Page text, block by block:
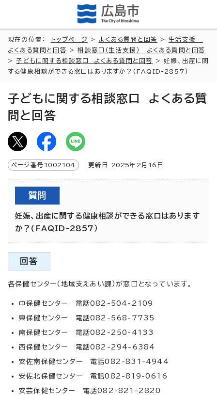
現在の位置： トップページ > よくある質問と回答 > 生活支援
よくある質問と回答
>相談窓口（生活支援） よくある質問と回答
>子どもに関する相談窓口 よくある質問と回答
> 妊娠、出産に関
する健康相談ができる窓口はありますか？(FAQID-2857）
子どもに関する相談窓口 よくある質
問と回答
ページ番号 1002104 更新日 2025年2月 16 日
質問
妊娠、出産に関する健康相談ができる窓口はあります
か？(FAQID-2857）
回答
各保健センター（地域支えあい課）が窓口となっています。
中保健センター 電話082-504-2109
東保健センター 電話082-568-7735
南保健センター 電話082-250-4133
西保健センター 電話082-294-6384
安佐南保健センター 電話082-831-4944
安佐北保健センター 電話082-819-0616
安芸保健センター 電話082-821-2820